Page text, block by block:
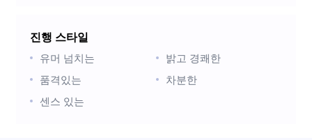
진행 스타일
유머 넘치는
밝고 경쾌한
품격있는
차분한
센스 있는